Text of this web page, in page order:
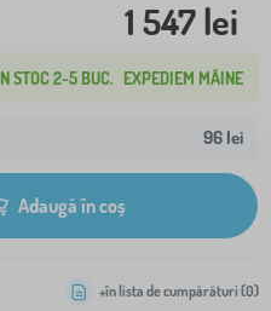
1 547 lei
STOC 2-5 BUC. EXPEDIEM MÂINE
96 lei
Adaugă în coș
+în lista de cumpărături (0)